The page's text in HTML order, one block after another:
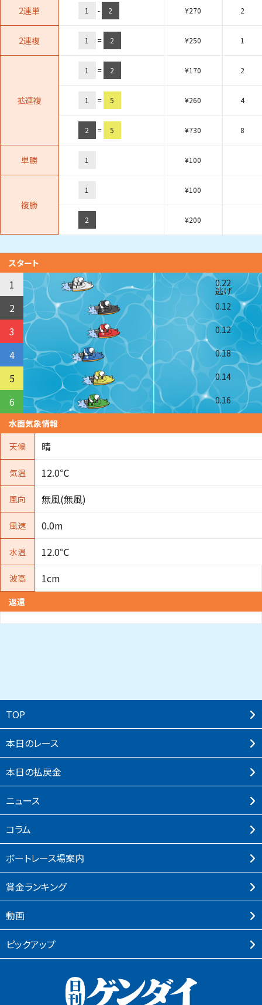
2連単 1 - 2 ¥270 2
2連複 1 = 2 ¥250 1
拡連複
1 = 2 ¥170 2
1 = 5 ¥260 4
2 = 5 ¥730 8
単勝 1 ¥100
複勝
1 ¥100
2 ¥200
スタート
1 0.22
逃げ
2 0.12
3 0.12
4 0.18
5 0.14
6
0.16
水面気象情報
天候
晴
気温 12.0℃
風向 無風(無風)
風速 0.0m
水温 12.0℃
波高 1cm
返還
TOP
本⽇のレース
本⽇の払戻⾦
ニュース
コラム
ボートレース場案内
賞⾦ランキング
動画
ピックアップ